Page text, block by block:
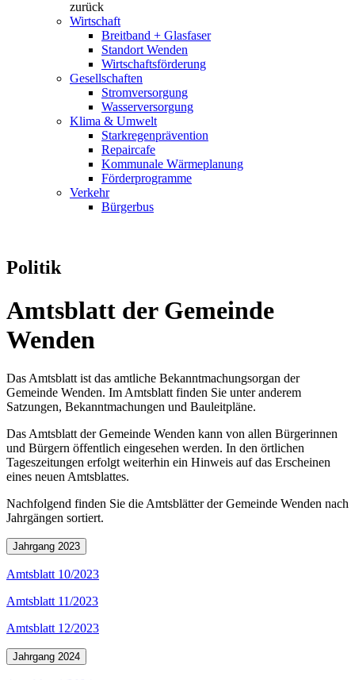
zurück
Wirtschaft
Breitband + Glasfaser
Standort Wenden
Wirtschaftsförderung
Gesellschaften
Stromversorgung
Wasserversorgung
Klima & Umwelt
Starkregenprävention
Repaircafe
Kommunale Wärmeplanung
Förderprogramme
Verkehr
Bürgerbus
Politik
Amtsblatt der Gemeinde
Wenden
Das Amtsblatt ist das amtliche Bekanntmachungsorgan der
Gemeinde Wenden. Im Amtsblatt finden Sie unter anderem
Satzungen, Bekanntmachungen und Bauleitpläne.
Das Amtsblatt der Gemeinde Wenden kann von allen Bürgerinnen
und Bürgern öffentlich eingesehen werden. In den örtlichen
Tageszeitungen erfolgt weiterhin ein Hinweis auf das Erscheinen
eines neuen Amtsblattes.
Nachfolgend finden Sie die Amtsblätter der Gemeinde Wenden nach
Jahrgängen sortiert.
Jahrgang 2023
Amtsblatt 10/2023
Amtsblatt 11/2023
Amtsblatt 12/2023
Jahrgang 2024